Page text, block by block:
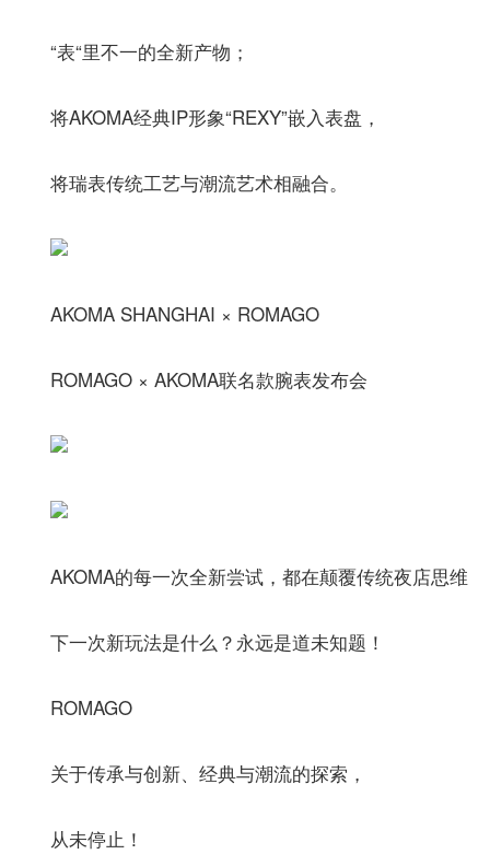
“表“里不一的全新产物；
将AKOMA经典IP形象“REXY”嵌入表盘，
将瑞表传统工艺与潮流艺术相融合。
AKOMA SHANGHAI × ROMAGO
ROMAGO × AKOMA联名款腕表发布会
AKOMA的每一次全新尝试，都在颠覆传统夜店思维
下一次新玩法是什么？永远是道未知题！
ROMAGO
关于传承与创新、经典与潮流的探索，
从未停止！